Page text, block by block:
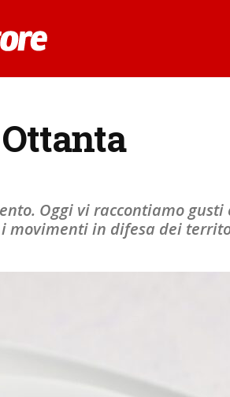
Oggi vi raccontiamo
movimenti in difesa dei